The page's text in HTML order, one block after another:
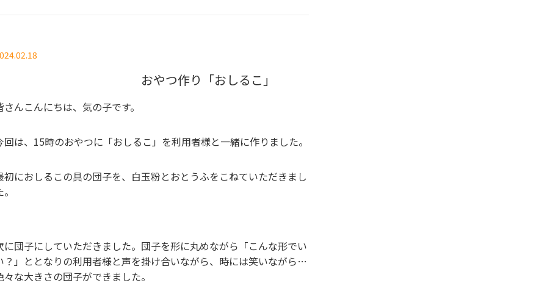
やつ作り「おしるこ」
さんこんにちは、気の子です。
回は、15時のおやつに「おしるこ」を利用者様と一緒に作りました。
初におしるこの具の団子を、白玉粉とおとうふをこねていただきまし
に団子にしていただきました。団子を形に丸めながら「こんな形でい
？」ととなりの利用者様と声を掛け合いながら、時には笑いながら、
々な大きさの団子ができました。